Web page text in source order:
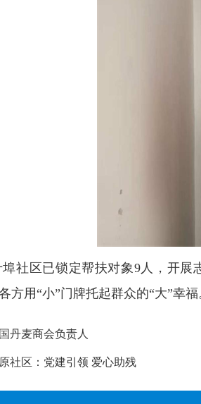
社区已锁定帮扶对象9人，开
方用“小”门牌托起群众的“大”幸
丹麦商会负责人
社区：党建引领 爱心助残